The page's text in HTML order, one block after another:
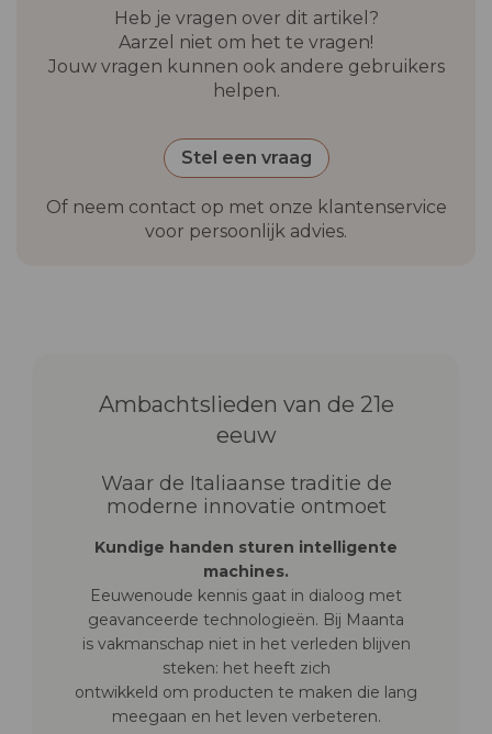
Heb je vragen over dit artikel?
Aarzel niet om het te vragen!
Jouw vragen kunnen ook andere gebruikers
helpen.
Stel een vraag
Of neem contact op met onze klantenservice
voor persoonlijk advies.
Ambachtslieden van de 21e
eeuw
Waar de Italiaanse traditie de
moderne innovatie ontmoet
Kundige handen sturen intelligente
machines.
Eeuwenoude kennis gaat in dialoog met
geavanceerde technologieën. Bij Maanta
is vakmanschap niet in het verleden blijven
steken: het heeft zich
ontwikkeld om producten te maken die lang
meegaan en het leven verbeteren.